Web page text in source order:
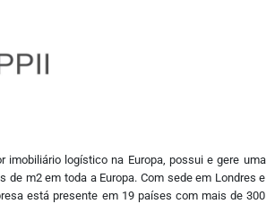
imobiliário logístico na Europa, possui e gere uma
de m2 em toda a Europa. Com sede em Londres e
está presente em 19 países com mais de 300